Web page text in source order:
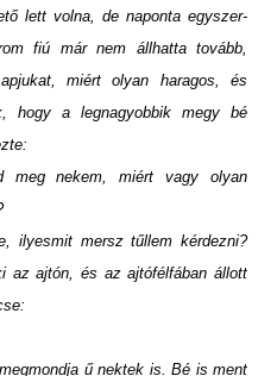
lett volna, de naponta egyszer-
fiú már nem állhatta tovább,
miért olyan haragos, és
hogy a legnagyobbik megy bé
meg nekem, miért vagy olyan
ilyesmit mersz tűllem kérdezni?
az ajtón, és az ajtófélfában állott
ű nektek is. Bé is ment